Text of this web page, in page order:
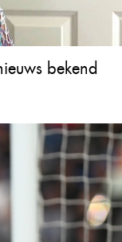
bekend